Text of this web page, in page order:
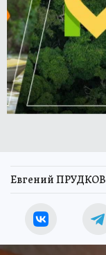
Евгений ПРУДКОВ